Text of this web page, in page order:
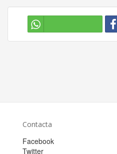
Contacta
Facebook
Twitter